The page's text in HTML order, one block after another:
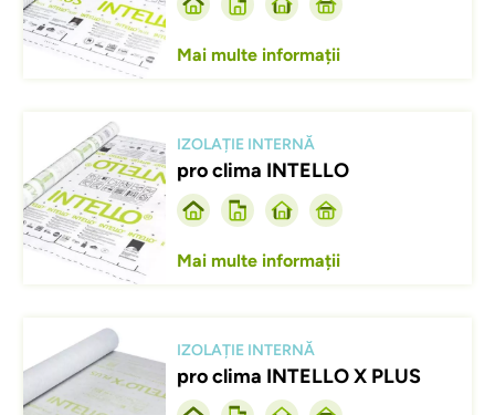
Mai multe informații
Afbeelding
IZOLAȚIE INTERNĂ
pro clima INTELLO
Mai multe informații
Afbeelding
IZOLAȚIE INTERNĂ
pro clima INTELLO X PLUS